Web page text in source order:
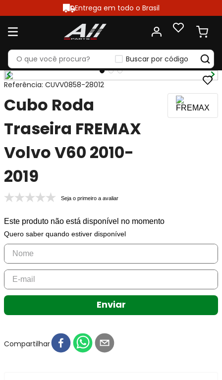
Entrega em todo o Brasil
Buscar por código
Referência: CUVV0858-28012
Cubo Roda
Traseira FREMAX
Volvo V60 2010-
2019
Seja o primeiro a avaliar
Este produto não está disponível no momento
Quero saber quando estiver disponível
Enviar
Compartilhar